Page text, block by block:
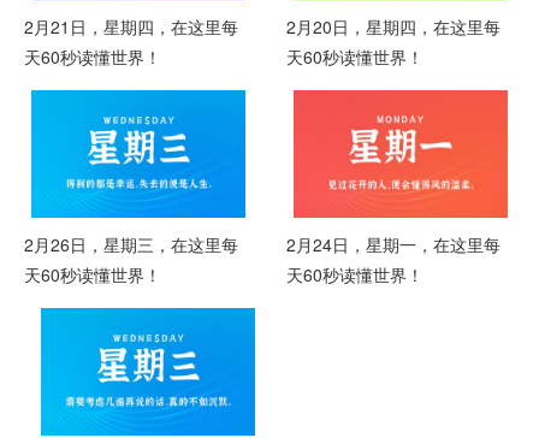
2月21日，星期四，在这里每
天60秒读懂世界！
2月20日，星期四，在这里每
天60秒读懂世界！
2月26日，星期三，在这里每
天60秒读懂世界！
2月24日，星期一，在这里每
天60秒读懂世界！